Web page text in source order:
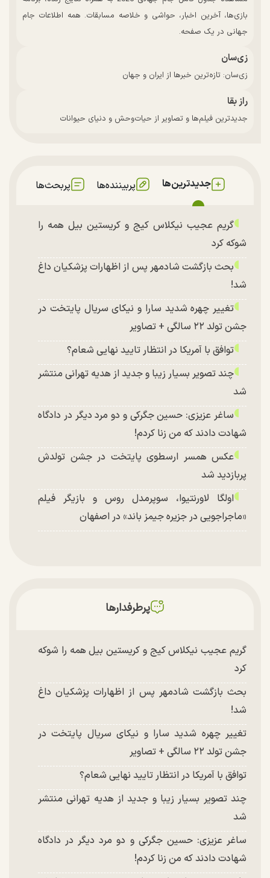
بازی‌ها، آخرین اخبار، حواشی و خلاصه مسابقات. همه اطلاعات جام
جهانی در یک صفحه.
زی‌سان
زی‌سان: تازه‌ترین خبرها از ایران و جهان
راز بقا
جدیدترین فیلم‌ها و تصاویر از حیات‌وحش و دنیای حیوانات
جدیدترین‌ها پربیننده‌ها پربحث‌ها
گریم عجیب نیکلاس کیج و کریستین بیل همه را
شوکه کرد
بحث بازگشت شادمهر پس از اظهارات پزشکیان داغ
شد!
تغییر چهره شدید سارا و نیکای سریال پایتخت در
جشن تولد ۲۲ سالگی + تصاویر
توافق با آمریکا در انتظار تایید نهایی شعام؟
چند تصویر بسیار زیبا و جدید از هدیه تهرانی منتشر
شد
ساغر عزیزی: حسین جگرکی و دو مرد دیگر در دادگاه
شهادت دادند که من زنا کردم!
عکس همسر ارسطوی پایتخت در جشن تولدش
پربازدید شد
اولگا لاورنتیوا، سوپرمدل روس و بازیگر فیلم
«ماجراجویی در جزیره جیمز باند» در اصفهان
پرطرفدارها
گریم عجیب نیکلاس کیج و کریستین بیل همه را شوکه
کرد
بحث بازگشت شادمهر پس از اظهارات پزشکیان داغ
شد!
تغییر چهره شدید سارا و نیکای سریال پایتخت در
جشن تولد ۲۲ سالگی + تصاویر
توافق با آمریکا در انتظار تایید نهایی شعام؟
چند تصویر بسیار زیبا و جدید از هدیه تهرانی منتشر
شد
ساغر عزیزی: حسین جگرکی و دو مرد دیگر در دادگاه
شهادت دادند که من زنا کردم!